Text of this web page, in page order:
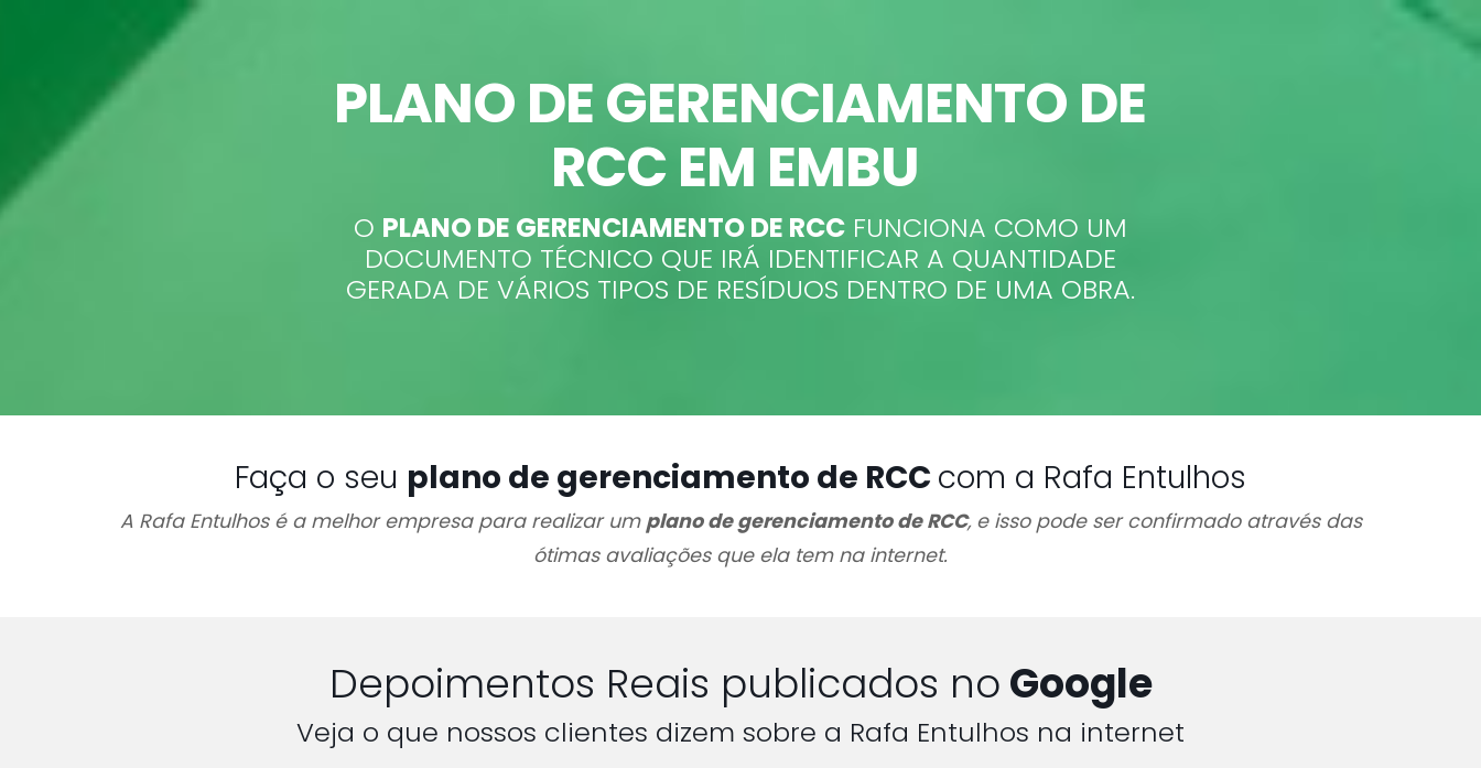
PLANO DE GERENCIAMENTO DE
RCC EM EMBU
O PLANO DE GERENCIAMENTO DE RCCFUNCIONA COMO UM
DOCUMENTO TÉCNICO QUE IRÁ IDENTIFICAR A QUANTIDADE
GERADA DE VÁRIOS TIPOS DE RESÍDUOS DENTRO DE UMA OBRA.
Faça o seu plano de gerenciamento de RCC com a Rafa Entulhos
A Rafa Entulhos é a melhor empresa para realizar um plano de gerenciamento de RCC, e isso pode ser confirmado através das
ótimas avaliações que ela tem na internet.
Depoimentos Reais publicados noGoogle
Veja o que nossos clientes dizem sobre a Rafa Entulhos na internet